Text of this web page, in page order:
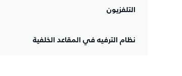
التلفزيون
نظام الترفيه في المقاعد الخلفية